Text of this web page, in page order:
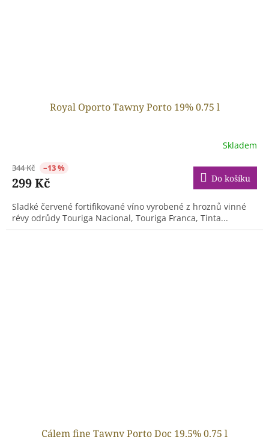
Royal Oporto Tawny Porto 19% 0.75 l
Skladem
344 Kč –13 %
299 Kč Do košíku
Sladké červené fortifikované víno vyrobené z hroznů vinné
révy odrůdy Touriga Nacional, Touriga Franca, Tinta...
Cálem fine Tawny Porto Doc 19.5% 0.75 l